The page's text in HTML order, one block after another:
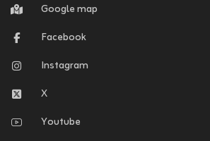
Google map
Facebook
Instagram
X
Youtube